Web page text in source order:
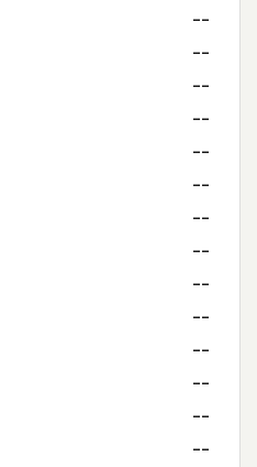
--
--
--
--
--
--
--
--
--
--
--
--
--
--